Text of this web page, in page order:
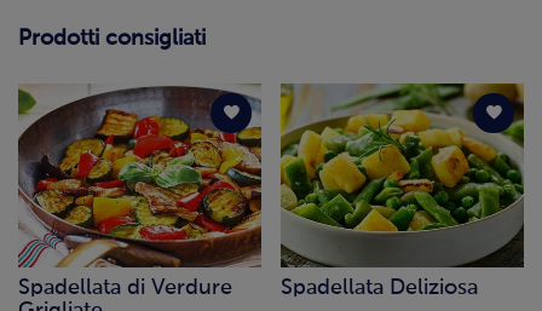
Prodotti consigliati
Spadellata di Verdure
Spadellata Deliziosa